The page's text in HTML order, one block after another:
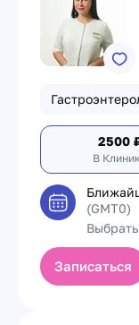
2500
В
(GMT0)
Записаться